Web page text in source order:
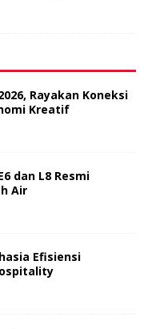
Rayakan Koneksi
Kreatif
dan L8 Resmi
Air
Efisiensi